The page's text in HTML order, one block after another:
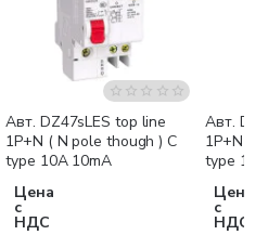
Авт. DZ47sLES top line
1P+N ( N pole though ) C
type 10A 10mA
Цена
с
НДС
Авт.
1P+N (
type
Цена
с
НДС